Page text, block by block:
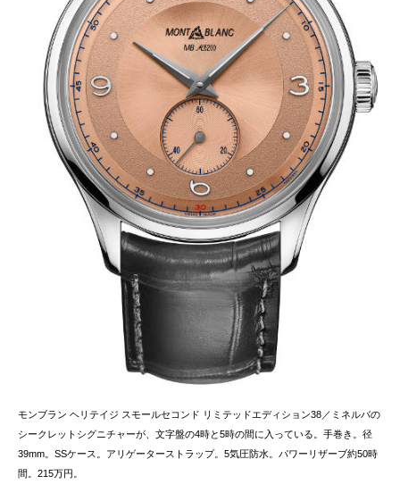
モンブラン ヘリテイジ スモールセコンド リミテッドエディション38／ミネルバの
シークレットシグニチャーが、文字盤の4時と5時の間に入っている。手巻き。径
39mm。SSケース。アリゲーターストラップ。5気圧防水。パワーリザーブ約50時
間。215万円。